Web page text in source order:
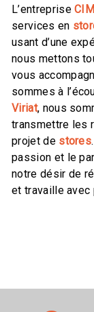
L’entreprise
services en
usant d’une
nous mettons
vous
sommes à
Viriat, nous
transmettre les
projet de stores
passion et le
notre désir de
et travaille avec